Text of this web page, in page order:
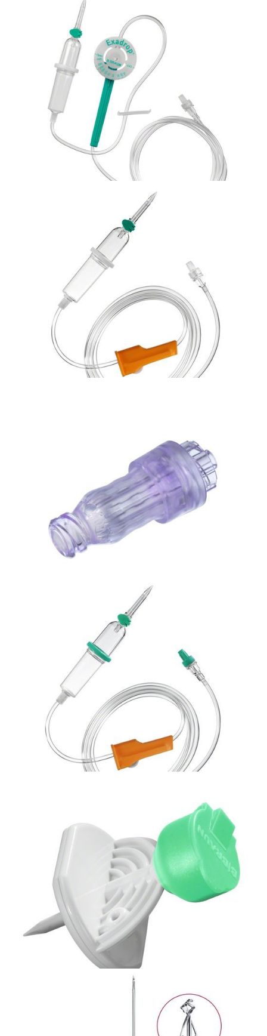
Bezpieczna linia naczyniowa
Zestaw do podawania krwi bez odpowietrznika
Sangofix
Bezpieczna linia naczyniowa
Zestaw do infuzji dożylnych z precyzyjnym
regulatorem przepływu grawitacyjnego Exadrop
Zestaw dożylny, Intrafix Premiline
Bezpieczna linia naczyniowa
Zawór bezigłowy Caresite
Bezpieczna linia naczyniowa
Przyrząd do przetaczania płynów Intrafix
SafeSet